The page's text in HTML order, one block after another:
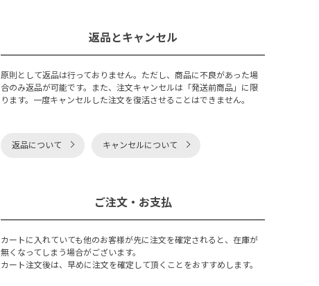
返品とキャンセル
原則として返品は行っておりません。ただし、商品に不良があった場
合のみ返品が可能です。また、注文キャンセルは「発送前商品」に限
ります。一度キャンセルした注文を復活させることはできません。
返品について キャンセルについて
ご注文・お支払
カートに入れていても他のお客様が先に注文を確定されると、在庫が
無くなってしまう場合がございます。
カート注文後は、早めに注文を確定して頂くことをおすすめします。